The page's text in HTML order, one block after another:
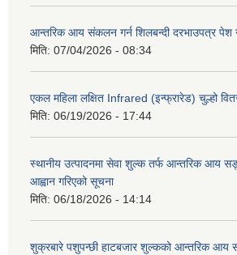
आन्तरिक आय संकलन गर्न शिलबन्दी दरभाउपत्र पेश
मिति: 07/04/2026 - 08:34
एकल महिला लक्षित Infrared (इन्फ्रारेड) चुल्हो
मिति: 06/19/2026 - 17:44
स्थानीय उत्पादनमा सेवा शुल्क तर्फ आन्तरिक आय
आह्वान गरिएको सूचना
मिति: 06/18/2026 - 14:14
शुक्रबारे पशुपन्छी हाटबजार शुल्कको आन्तरिक आय